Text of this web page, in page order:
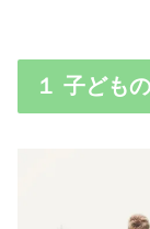
１ 子ども